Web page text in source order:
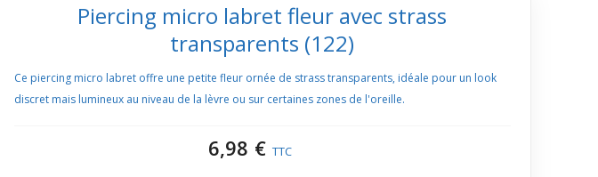
Piercing micro labret fleur avec strass
transparents (122)
Ce piercing micro labret offre une petite fleur ornée de strass transparents, idéale pour un look
discret mais lumineux au niveau de la lèvre ou sur certaines zones de l'oreille.
6,98 € TTC